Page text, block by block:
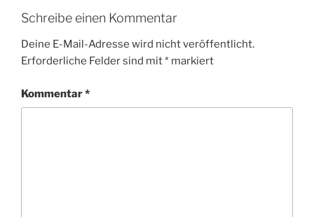
Schreibe einen Kommentar
Deine E-Mail-Adresse wird nicht veröffentlicht.
Erforderliche Felder sind mit* markiert
Kommentar*